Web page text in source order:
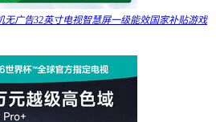
无广告32英寸电视智慧屏一级能效国家补贴游戏